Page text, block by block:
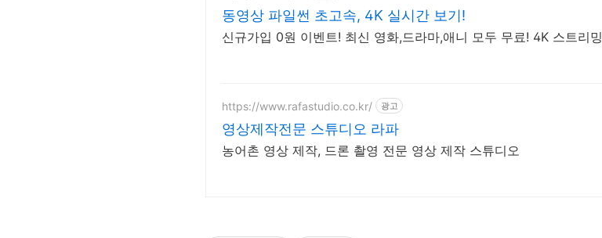
동영상 파일썬 초고속, 4K 실시간 보기!
신규가입 0원 이벤트! 최신 영화,드라마,애니 모두 무료! 4K 스트리밍
https://www.rafastudio.co.kr/ 광고
영상제작전문 스튜디오 라파
농어촌 영상 제작, 드론 촬영 전문 영상 제작 스튜디오